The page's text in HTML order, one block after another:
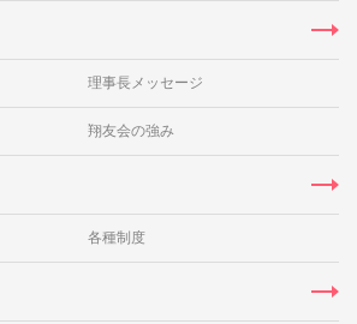
理事長メッセージ
翔友会の強み
各種制度